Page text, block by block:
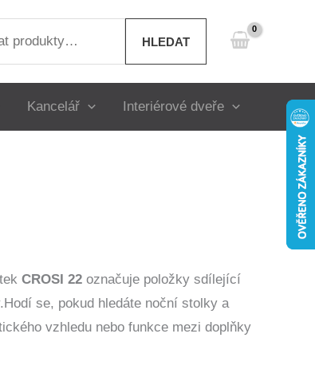
HLEDAT
Kancelář Interiérové dveře
CROSI 22 označuje položky sdílející
se, pokud hledáte noční stolky a
vzhledu nebo funkce mezi doplňky